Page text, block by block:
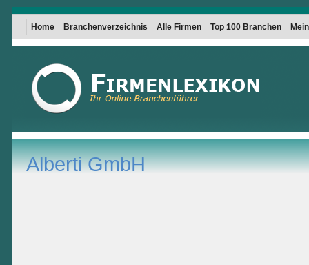
Home Branchenverzeichnis Alle Firmen Top 100 Branchen
Alberti GmbH